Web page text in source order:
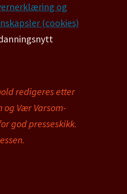
og
(cookies)
redigeres etter
Vær Varsom-
god presseskikk.